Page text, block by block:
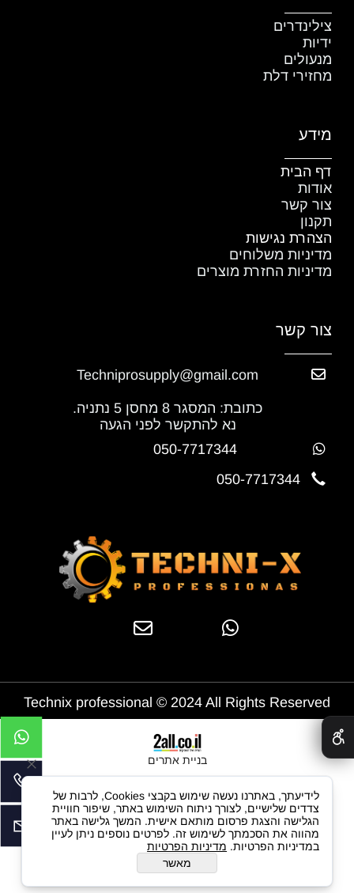
צילינדרים
ידיות
מנעולים
מחזירי דלת
מידע
דף הבית
אודות
צור קשר
תקנון
הצהרת נגישות
מדיניות משלוחים
מדיניות החזרת מוצרים
צור קשר
Techniprosupply@gmail.com
כתובת: המסגר 8 מחסן 5 נתניה.
נא להתקשר לפני הגעה
050-7717344
050-7717344
Technix professional © 2024 All Rights Reserved
בניית אתרים
✕
לידיעתך, באתרנו נעשה שימוש בקבצי Cookies, לרבות של
צדדים שלישיים, לצורך ניתוח השימוש באתר, שיפור חוויית
הגלישה והצגת פרסום מותאם אישית. המשך גלישה באתר
מהווה את הסכמתך לשימוש זה. לפרטים נוספים ניתן לעיין
במדיניות הפרטיות. מדיניות הפרטיות
מאשר